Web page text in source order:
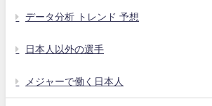
データ分析 トレンド 予想
日本人以外の選手
メジャーで働く日本人